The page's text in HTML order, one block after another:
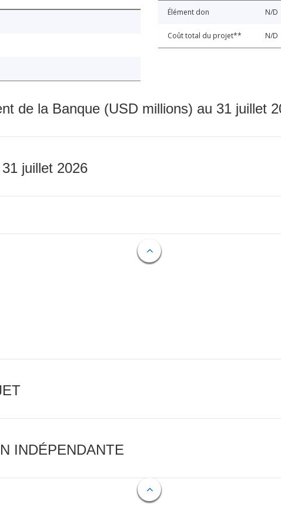
Élément don N/D
Coût total du projet** N/D
de la Banque (USD millions) au 31 juillet
juillet 2026
INDÉPENDANTE